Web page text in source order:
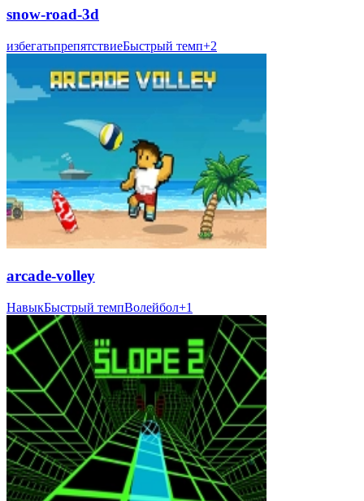
snow-road-3d
избегатьпрепятствиеБыстрый темп+2
arcade-volley
НавыкБыстрый темпВолейбол+1